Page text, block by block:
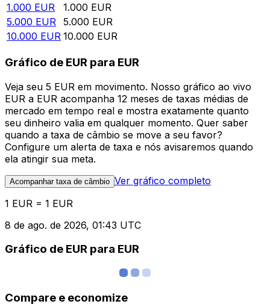
1.000 EUR 1.000 EUR
5.000 EUR 5.000 EUR
10.000 EUR 10.000 EUR
Gráfico de EUR para EUR
Veja seu 5 EUR em movimento. Nosso gráfico ao vivo
EUR a EUR acompanha 12 meses de taxas médias de
mercado em tempo real e mostra exatamente quanto
seu dinheiro valia em qualquer momento. Quer saber
quando a taxa de câmbio se move a seu favor?
Configure um alerta de taxa e nós avisaremos quando
ela atingir sua meta.
Acompanhar taxa de câmbio Ver gráfico completo
1 EUR = 1 EUR
8 de ago. de 2026, 01:43 UTC
Gráfico de EUR para EUR
Compare e economize